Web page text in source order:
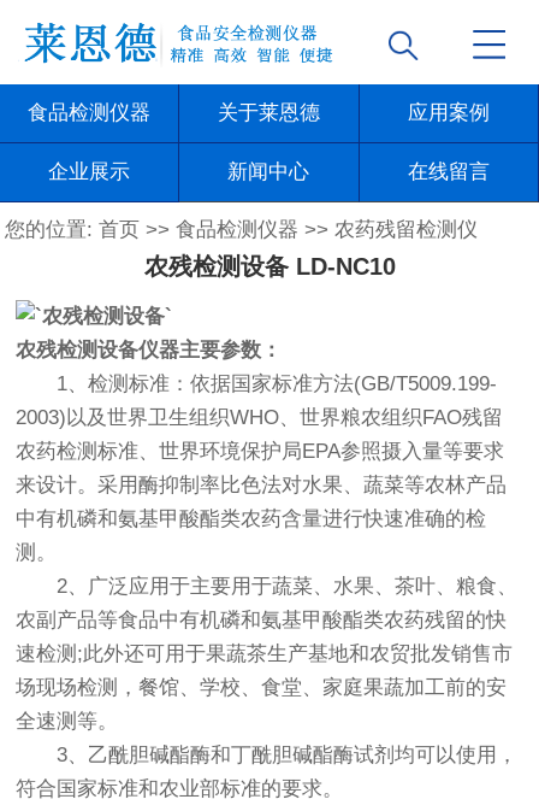
食品检测仪器 关于莱恩德 应用案例
企业展示 新闻中心 在线留言
您的位置: 首页 >> 食品检测仪器 >> 农药残留检测仪
农残检测设备 LD-NC10
农残检测设备仪器主要参数：
1、检测标准：依据国家标准方法(GB/T5009.199-
2003)以及世界卫生组织WHO、世界粮农组织FAO残留
农药检测标准、世界环境保护局EPA参照摄入量等要求
来设计。采用酶抑制率比色法对水果、蔬菜等农林产品
中有机磷和氨基甲酸酯类农药含量进行快速准确的检
测。
2、广泛应用于主要用于蔬菜、水果、茶叶、粮食、
农副产品等食品中有机磷和氨基甲酸酯类农药残留的快
速检测;此外还可用于果蔬茶生产基地和农贸批发销售市
场现场检测，餐馆、学校、食堂、家庭果蔬加工前的安
全速测等。
3、乙酰胆碱酯酶和丁酰胆碱酯酶试剂均可以使用，
符合国家标准和农业部标准的要求。